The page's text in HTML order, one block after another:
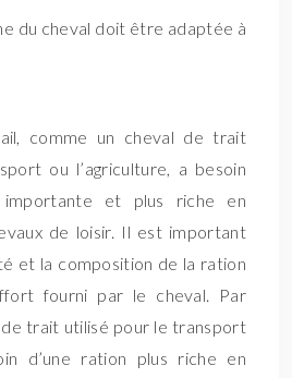
du cheval doit être adaptée à
comme un cheval de trait
ou l’agriculture, a besoin
importante et plus riche en
de loisir. Il est important
et la composition de la ration
fourni par le cheval. Par
de trait utilisé pour le transport
d’une ration plus riche en